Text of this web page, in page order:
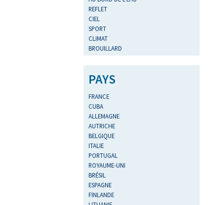
REFLET
CIEL
SPORT
CLIMAT
BROUILLARD
PAYS
FRANCE
CUBA
ALLEMAGNE
AUTRICHE
BELGIQUE
ITALIE
PORTUGAL
ROYAUME-UNI
BRÉSIL
ESPAGNE
FINLANDE